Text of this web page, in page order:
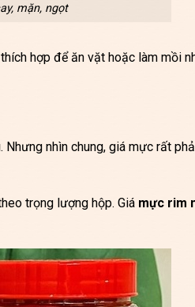
mặn, ngọt
hợp để ăn vặt hoặc làm mồi
nhìn chung, giá mực rất
trọng lượng hộp. Giá mực rim